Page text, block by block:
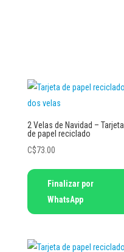
2 Velas de Navidad – Tarjeta
de papel reciclado
C$73.00
Finalizar por
WhatsApp